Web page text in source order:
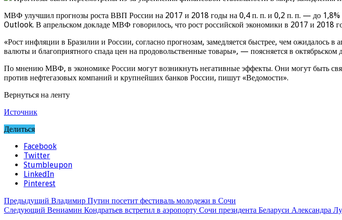
МВФ улучшил прогнозы роста ВВП России на 2017 и 2018 годы на 0,4 п. п. и 0,2 п. п. — до 1,8%
Outlook. В апрельском докладе МВФ говорилось, что рост российской экономики в 2017 и 2018
«Рост инфляции в Бразилии и России, согласно прогнозам, замедляется быстрее, чем ожидалось
валюты и благоприятного спада цен на продовольственные товары», — поясняется в октябрьском
По мнению МВФ, в экономике России могут возникнуть негативные эффекты. Они могут быть
против нефтегазовых компаний и крупнейших банков России, пишут «Ведомости».
Вернуться на ленту
Источник
Делиться
Facebook
Twitter
Stumbleupon
LinkedIn
Pinterest
Предыдущий Владимир Путин посетит фестиваль молодежи в Сочи
Следующий Вениамин Кондратьев встретил в аэропорту Сочи президента Беларуси Александра